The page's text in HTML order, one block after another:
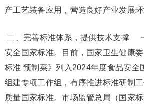
产工艺装备应用，营造良好产业发展
二、完善标准体系，提供技术支撑
安全国家标准。目前，国家卫生健康
标准 预制菜》列入2024年度食品安全
组建专项工作组，有序推进标准研制
质量国家标准。市场监管总局（国家